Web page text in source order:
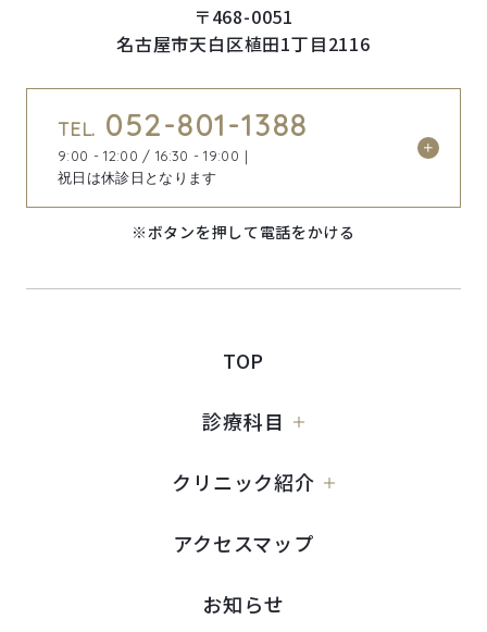
〒468-0051
名古屋市天白区植田1丁目2116
TEL. 052-801-1388
9:00 - 12:00 / 16:30 - 19:00｜
祝日は休診日となります
※ボタンを押して電話をかける
TOP
診療科目
クリニック紹介
アクセスマップ
お知らせ